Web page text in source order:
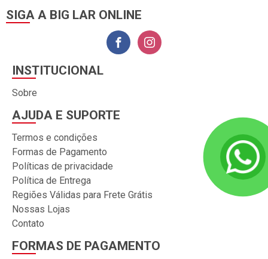
SIGA A BIG LAR ONLINE
INSTITUCIONAL
Sobre
AJUDA E SUPORTE
Termos e condições
Formas de Pagamento
Políticas de privacidade
Política de Entrega
Regiões Válidas para Frete Grátis
Nossas Lojas
Contato
FORMAS DE PAGAMENTO